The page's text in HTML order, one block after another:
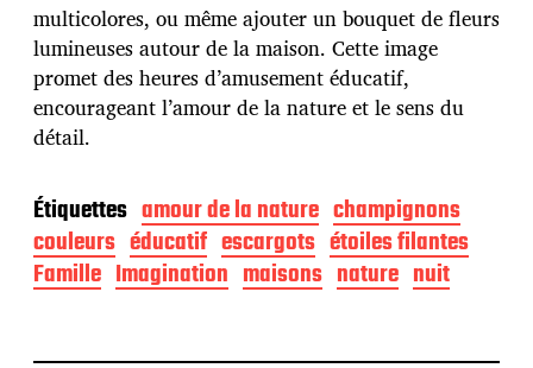
n
multicolores, ou même ajouter un bouquet de fleurs
lumineuses autour de la maison. Cette image
promet des heures d’amusement éducatif,
encourageant l’amour de la nature et le sens du
détail.
Étiquettes amour de la nature champignons
couleurs éducatif escargots étoiles filantes
Famille Imagination maisons nature nuit